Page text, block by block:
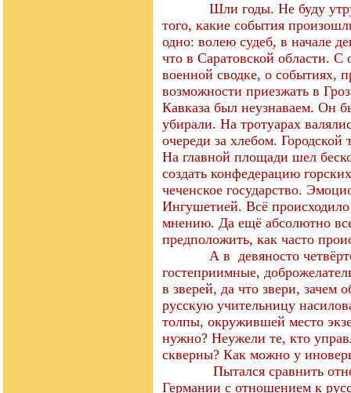
Шли годы. Не буду
того, какие события
одно: волею судеб, в начале
что в Саратовской области. С
военной сводке, о событиях,
возможности приезжать в
Кавказа был неузнаваем. Он
убирали. На тротуарах
очереди за хлебом. Городской
На главной площади шел
создать конфедерацию
чеченское государство.
Ингушетией. Всё
мнению. Да ещё абсолютно
предположить, как часто
А в девяносто четвёртом
гостеприимные,
в зверей, да что звери,
русскую учительницу
толпы, окружившей место
нужно? Неужели те, кто
скверны? Как можно у
Пытался сравнить
Германии с отношением к